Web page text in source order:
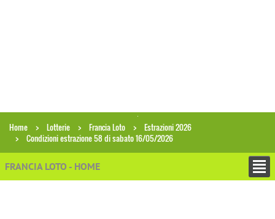
Home Lotterie Francia Loto
Estrazioni 2026
Condizioni estrazione 58 di sabato 16/05/2026
FRANCIA LOTO - HOME